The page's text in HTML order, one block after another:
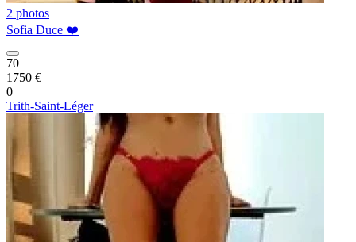
2 photos
Sofia Duce ❤️
70
1750 €
0
Trith-Saint-Léger